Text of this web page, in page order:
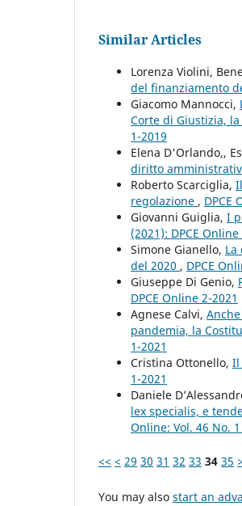
Similar Articles
Lorenza Violini,
del finanziamento
Giacomo Mannocci,
Corte di Giustizia,
1-2019
Elena D'Orlando,,
diritto
Roberto Scarciglia,
regolazione , DPCE
Giovanni Guiglia, I
(2021): DPCE Online
Simone Gianello, La
del 2020 , DPCE
Giuseppe Di Genio,
DPCE Online 2-2021
Agnese Calvi,
pandemia, la
1-2021
Cristina Ottonello, Il
1-2021
Daniele
lex specialis, e
Online: Vol. 46 No.
<< < 29 30 31 32 33 34 35 >
You may also start an